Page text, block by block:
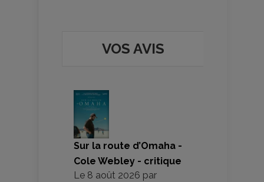
VOS AVIS
Sur la route d’Omaha -
Cole Webley - critique
Le 8 août 2026 par